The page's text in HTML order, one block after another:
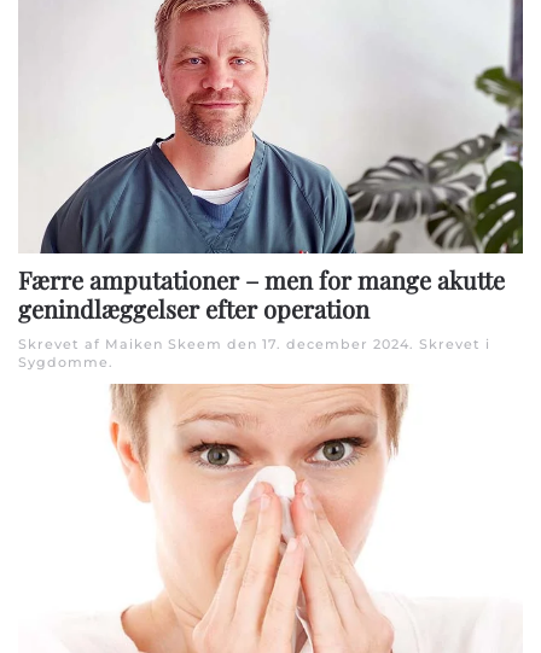
Færre amputationer – men for mange akutte
genindlæggelser efter operation
Skrevet af Maiken Skeem den 17. december 2024. Skrevet i
Sygdomme.